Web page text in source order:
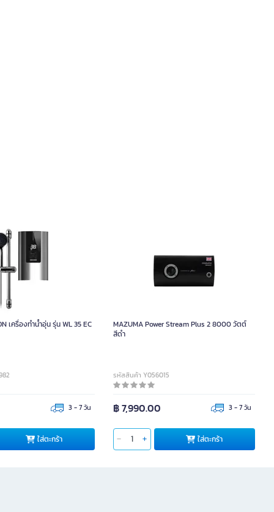
เครื่องทำน้ำอุ่น รุ่น WL 35 EC
3 - 7 วัน
ใส่ตะกร้า
MAZUMA Power Stream Plus 2 8000 วัตต์
สีดำ
รหัสสินค้า Y056015
฿ 7,990.00 3 - 7 วัน
ใส่ตะกร้า